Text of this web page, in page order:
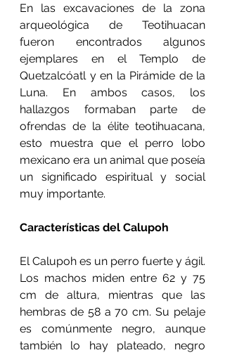
En las excavaciones de la zona
arqueológica de Teotihuacan
fueron encontrados algunos
ejemplares en el Templo de
Quetzalcóatl y en la Pirámide de la
Luna. En ambos casos, los
hallazgos formaban parte de
ofrendas de la élite teotihuacana,
esto muestra que el perro lobo
mexicano era un animal que poseía
un significado espiritual y social
muy importante.
Características del Calupoh
El Calupoh es un perro fuerte y ágil.
Los machos miden entre 62 y 75
cm de altura, mientras que las
hembras de 58 a 70 cm. Su pelaje
es comúnmente negro, aunque
también lo hay plateado, negro